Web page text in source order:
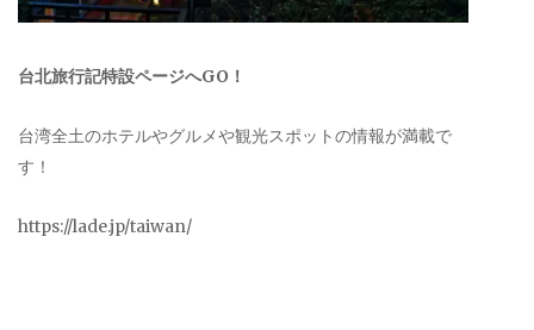
台北旅行記特設ページへGO！
台湾全土のホテルやグルメや観光スポットの情報が満載で
す！
https://lade.jp/taiwan/